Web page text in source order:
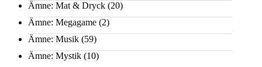
Ämne: Mat & Dryck (20)
Ämne: Megagame (2)
Ämne: Musik (59)
Ämne: Mystik (10)